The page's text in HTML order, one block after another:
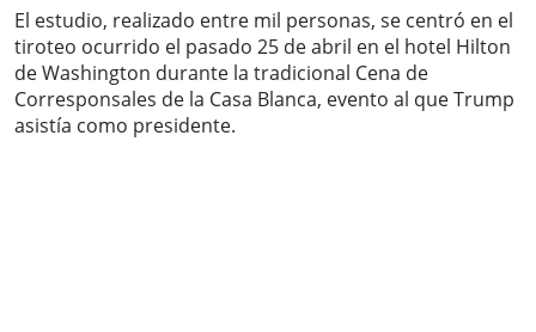
El estudio, realizado entre mil personas, se centró en el
tiroteo ocurrido el pasado 25 de abril en el hotel Hilton
de Washington durante la tradicional Cena de
Corresponsales de la Casa Blanca, evento al que Trump
asistía como presidente.